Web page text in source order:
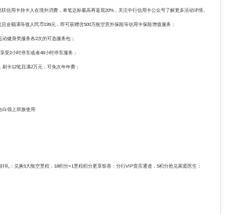
联信用卡持卡人在境外消费，单笔达标最高再返现20%，关注中行信用卡公众号了解更多活动详情。
金额满等值人民币199元，即可获赠含500万航空意外保险等信用卡保险增值服务；
动健身类服务各2次的可选服务包；
受2小时停车或者48小时停车服务；
刷卡12笔且满2万元，可免次年年费；
白领上班族使用
礼：兑换5大航空里程，18积分=1里程积分更享惊喜：分行VIP贵宾通道，5积分抢兑家庭医生；